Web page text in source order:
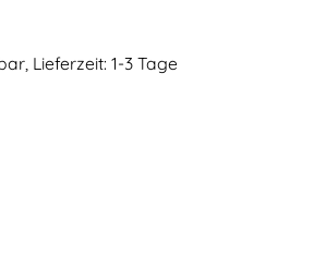
von 0 von 5 Sternen
Lieferzeit: 1-3 Tage